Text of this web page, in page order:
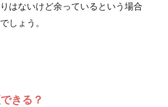
はないけど余っているという場合
しょう。
きる？